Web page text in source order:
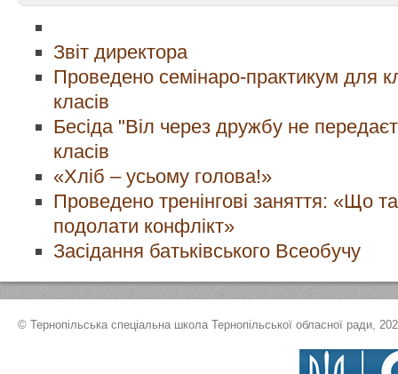
Звіт директора
Проведено семінаро-практикум для
класів
Бесіда "Віл через дружбу не
класів
«Хліб – усьому голова!»
Проведено тренінгові заняття: «Що
подолати конфлікт»
Засідання батьківського Всеобучу
© Тернопільська спеціальна школа Тернопільської обласної ради,